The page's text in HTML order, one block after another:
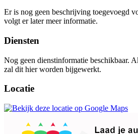
Er is nog geen beschrijving toegevoegd
volgt er later meer informatie.
Diensten
Nog geen dienstinformatie beschikbaar.
zal dit hier worden bijgewerkt.
Locatie